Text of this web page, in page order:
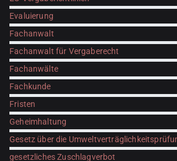
Evaluierung
Fachanwalt
Fachanwalt für Vergaberecht
Fachanwälte
Fachkunde
Fristen
Geheimhaltung
Gesetz über die
gesetzliches Zuschlagverbot